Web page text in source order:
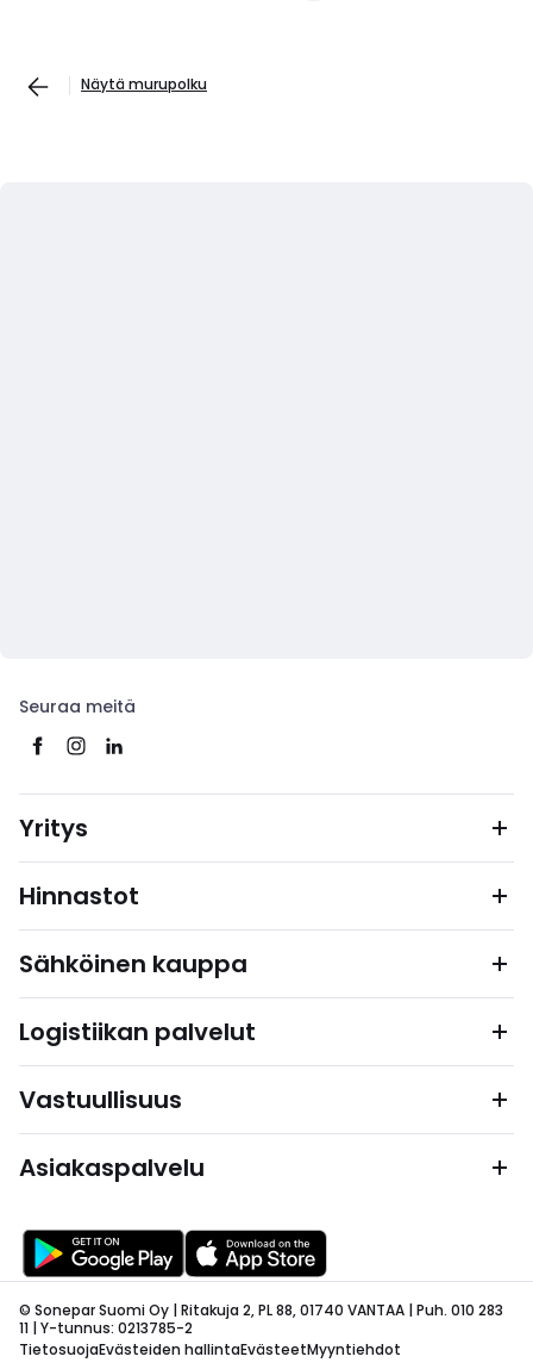
Näytä murupolku
Seuraa meitä
Yritys
Hinnastot
Sähköinen kauppa
Logistiikan palvelut
Vastuullisuus
Asiakaspalvelu
© Sonepar Suomi Oy | Ritakuja 2, PL 88, 01740 VANTAA | Puh. 010 283
11 | Y-tunnus: 0213785-2
TietosuojaEvästeiden hallintaEvästeetMyyntiehdot